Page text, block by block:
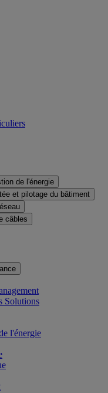
de l'énergie
et pilotage du bâtiment
câbles
Solutions
l'énergie